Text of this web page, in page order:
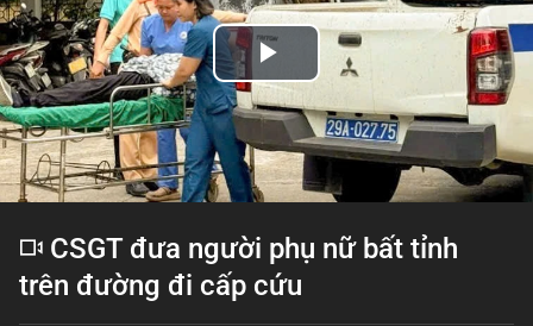
CÔNG AN TRONG LÒNG DÂN
XÃ HỘI
PHÁP LUẬT
CÔNG NGHỆ
Play
Video
CSGT đưa người phụ nữ bất tỉnh
trên đường đi cấp cứu